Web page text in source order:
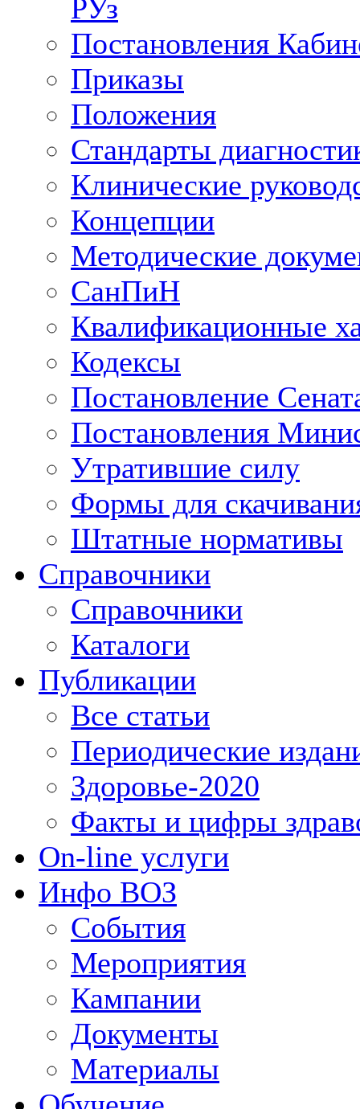
РУз
Постановления
Приказы
Положения
Стандарты
Клинические
Концепции
Методические
СанПиН
Квалификационные
Кодексы
Постановление
Постановления
Утратившие силу
Формы для
Штатные нормативы
Справочники
Справочники
Каталоги
Публикации
Все статьи
Периодические
Здоровье-2020
Факты и цифры
On-line услуги
Инфо ВОЗ
События
Мероприятия
Кампании
Документы
Материалы